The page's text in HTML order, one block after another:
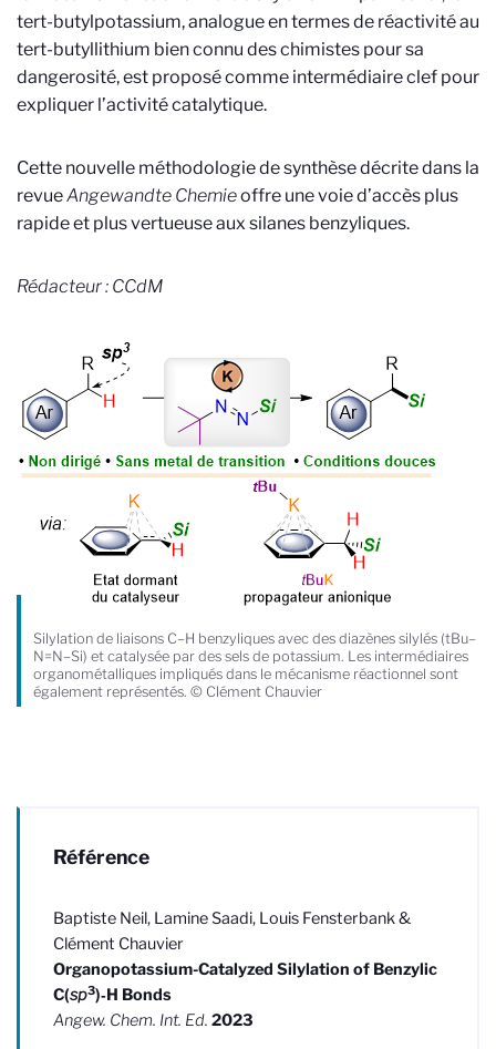
tert-butylpotassium, analogue en termes de réactivité au
tert-butyllithium bien connu des chimistes pour sa
dangerosité, est proposé comme intermédiaire clef pour
expliquer l’activité catalytique.
Cette nouvelle méthodologie de synthèse décrite dans la
revueAngewandte Chemieoffre une voie d’accès plus
rapide et plus vertueuse aux silanes benzyliques.
Rédacteur : CCdM
Silylation de liaisons C–H benzyliques avec des diazènes silylés (tBu–
N=N–Si) et catalysée par des sels de potassium. Les intermédiaires
organométalliques impliqués dans le mécanisme réactionnel sont
également représentés. © Clément Chauvier
Référence
Baptiste Neil, Lamine Saadi, Louis Fensterbank &
Clément Chauvier
Organopotassium-Catalyzed Silylation of Benzylic
C(sp3)‑H Bonds
Angew. Chem. Int. Ed. 2023